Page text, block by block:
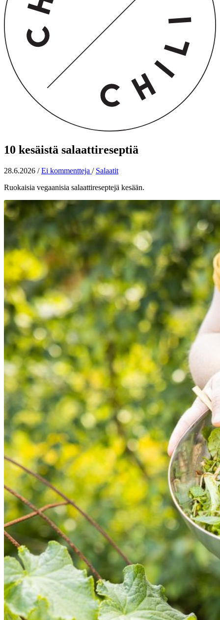
10 kesäistä salaattireseptiä
28.6.2026 / Ei kommentteja / Salaatit
Ruokaisia vegaanisia salaattireseptejä kesään.